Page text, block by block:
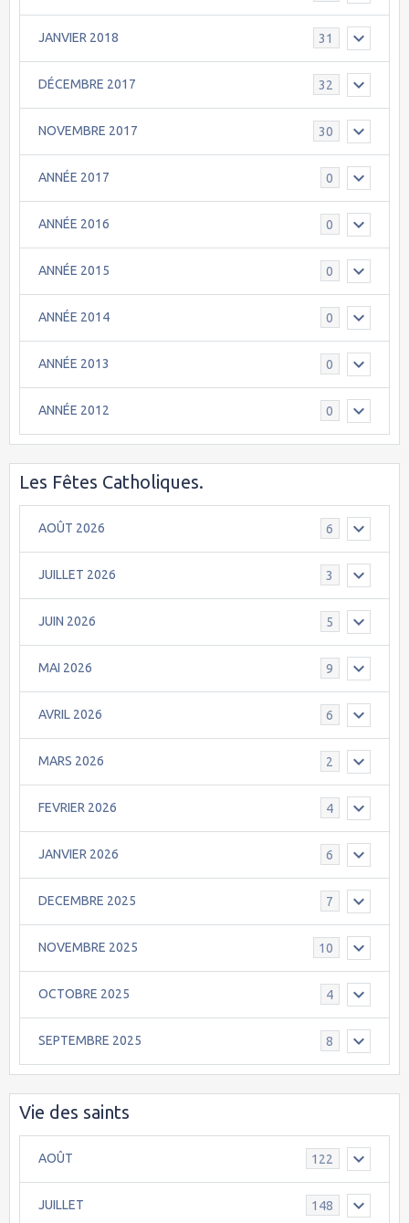
JANVIER 2018 31
DÉCEMBRE 2017 32
NOVEMBRE 2017 30
ANNÉE 2017 0
ANNÉE 2016 0
ANNÉE 2015 0
ANNÉE 2014 0
ANNÉE 2013 0
ANNÉE 2012 0
Les Fêtes Catholiques.
AOÛT 2026 6
JUILLET 2026 3
JUIN 2026 5
MAI 2026 9
AVRIL 2026 6
MARS 2026 2
FEVRIER 2026 4
JANVIER 2026 6
DECEMBRE 2025 7
NOVEMBRE 2025 10
OCTOBRE 2025 4
SEPTEMBRE 2025 8
Vie des saints
AOÛT 122
JUILLET 148